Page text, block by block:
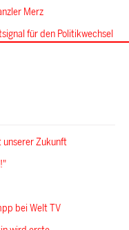
Merz
für den Politikwechsel
Zukunft
bei Welt TV